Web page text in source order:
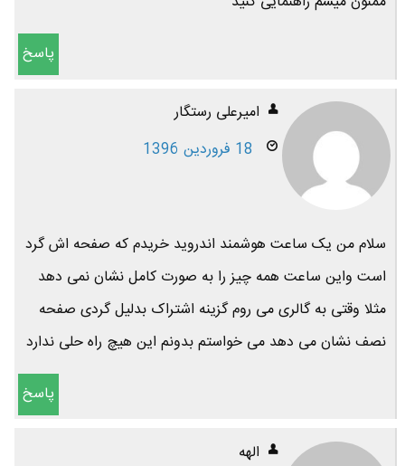
پاسخ
امیرعلی رستگار
18 فروردین 1396
سلام من یک ساعت هوشمند اندروید خریدم که صفحه اش گرد
است واین ساعت همه چیز را به صورت کامل نشان نمی دهد
مثلا وقتی به گالری می روم گزینه اشتراک بدلیل گردی صفحه
نصف نشان می دهد می خواستم بدونم این هیچ راه حلی ندارد
پاسخ
الهه